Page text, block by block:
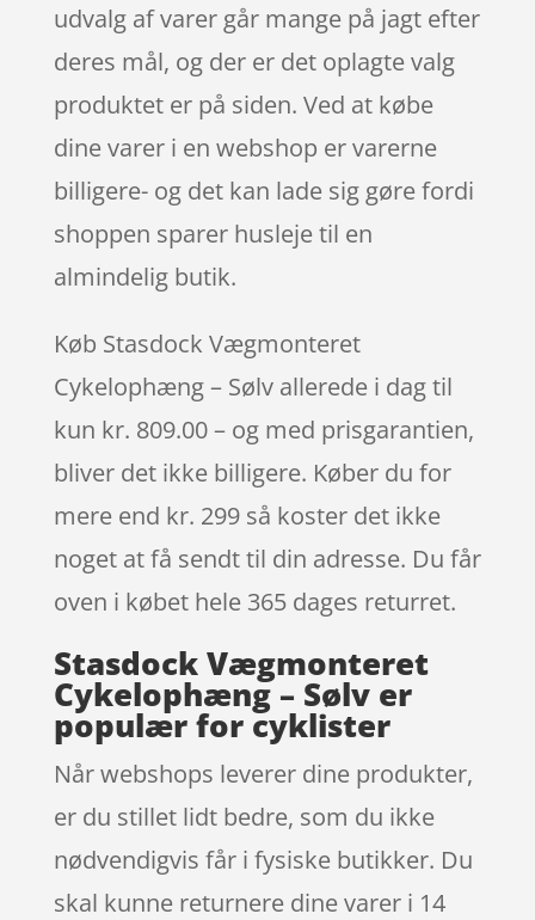
udvalg af varer går mange på jagt efter
deres mål, og der er det oplagte valg
produktet er på siden. Ved at købe
dine varer i en webshop er varerne
billigere- og det kan lade sig gøre fordi
shoppen sparer husleje til en
almindelig butik.
Køb Stasdock Vægmonteret
Cykelophæng – Sølv allerede i dag til
kun kr. 809.00 – og med prisgarantien,
bliver det ikke billigere. Køber du for
mere end kr. 299 så koster det ikke
noget at få sendt til din adresse. Du får
oven i købet hele 365 dages returret.
Stasdock Vægmonteret
Cykelophæng – Sølv er
populær for cyklister
Når webshops leverer dine produkter,
er du stillet lidt bedre, som du ikke
nødvendigvis får i fysiske butikker. Du
skal kunne returnere dine varer i 14